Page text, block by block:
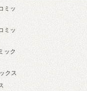
ミッ
ミッ
ック
クス